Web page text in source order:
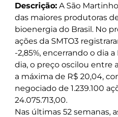
Descrição: A São
das maiores produtoras
bioenergia do Brasil. No
ações da SMTO3
-2,85%, encerrando o dia
dia, o preço oscilou entre
a máxima de R$ 20,04,
negociado de 1.239.100
24.075.713,00.
Nas últimas 52 semanas,